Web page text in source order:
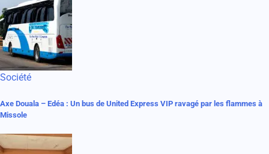
Société
Axe Douala – Edéa : Un bus de United Express VIP ravagé par les flammes à
Missole